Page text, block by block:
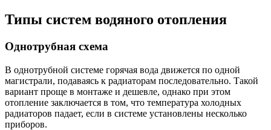
Типы систем водяного отопления
Однотрубная схема
В однотрубной системе горячая вода движется по одной
магистрали, подаваясь к радиаторам последовательно. Такой
вариант проще в монтаже и дешевле, однако при этом
отопление заключается в том, что температура холодных
радиаторов падает, если в системе установлены несколько
приборов.